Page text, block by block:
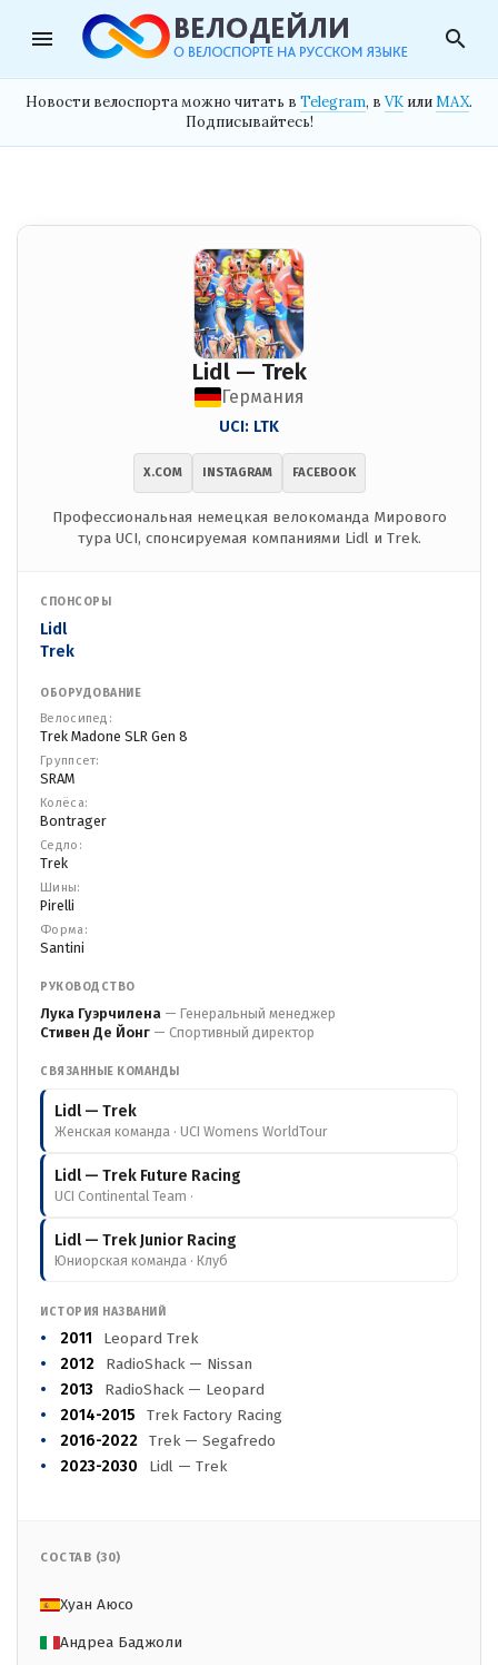
menu search
Новости велоспорта можно читать в Telegram, в VK илиMAX.
Подписывайтесь!
Lidl — Trek
Германия
UCI: LTK
X.COM INSTAGRAM FACEBOOK
Профессиональная немецкая велокоманда Мирового
тура UCI, спонсируемая компаниями Lidl и Trek.
СПОНСОРЫ
Lidl
Trek
ОБОРУДОВАНИЕ
Велосипед:
Trek Madone SLR Gen 8
Группсет:
SRAM
Колёса:
Bontrager
Седло:
Trek
Шины:
Pirelli
Форма:
Santini
РУКОВОДСТВО
Лука Гуэрчилена — Генеральный менеджер
Стивен Де Йонг — Спортивный директор
СВЯЗАННЫЕ КОМАНДЫ
Lidl — Trek
Женская команда · UCI Womens WorldTour
Lidl — Trek Future Racing
UCI Continental Team ·
Lidl — Trek Junior Racing
Юниорская команда · Клуб
ИСТОРИЯ НАЗВАНИЙ
2011
Leopard Trek
2012
RadioShack — Nissan
2013
RadioShack — Leopard
2014-2015
Trek Factory Racing
2016-2022 Trek — Segafredo
2023-2030
Lidl — Trek
СОСТАВ (30)
Хуан Аюсо
Андреа Баджоли